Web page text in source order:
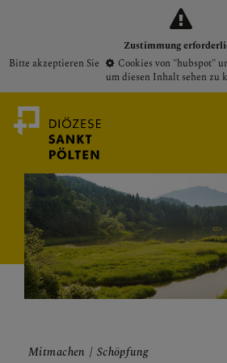
Zustimmung
Bitte akzeptieren Sie
Cookies von "hubspot"
um diesen Inhalt sehen zu
Medienportal
Bischof
Gottesdienste
Mitmachen Schöpfung